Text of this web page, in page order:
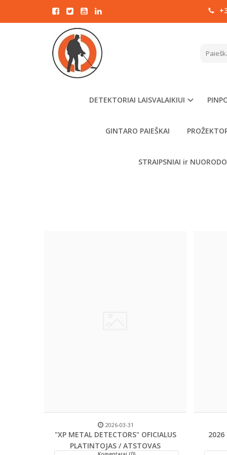
DETEKTORIAI LAISVALAIKIUI
GINTARO PAIEŠKAI
STRAIPSNIAI ir
STRAIPSNIAI
Pagrindinis STRAIPSNIAI
2026-03-31
"XP METAL DETECTORS" OFICIALUS
PLATINTOJAS / ATSTOVAS